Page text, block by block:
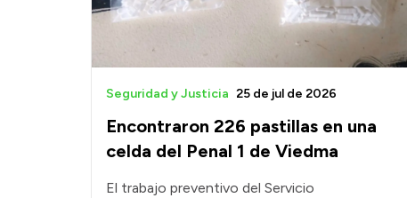
Encontraron 226 pastillas en una
celda del Penal 1 de Viedma
Seguridad y Justicia 25 de jul de 2026
El trabajo preventivo del Servicio